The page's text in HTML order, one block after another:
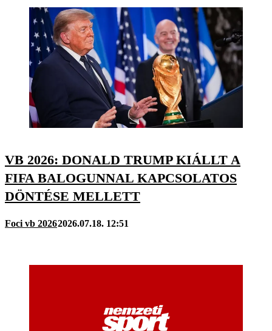
VB 2026: DONALD TRUMP KIÁLLT A
FIFA BALOGUNNAL KAPCSOLATOS
DÖNTÉSE MELLETT
Foci vb 20262026.07.18. 12:51